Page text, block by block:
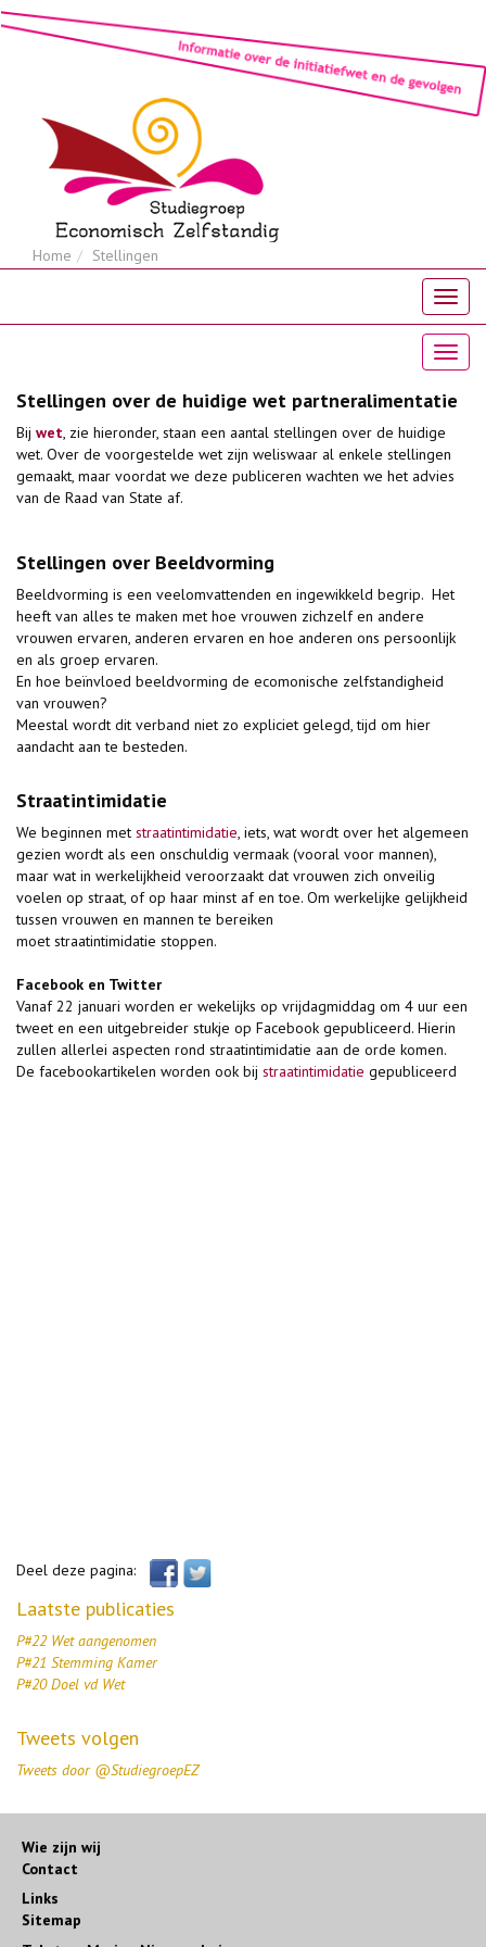
Home Stellingen
Stellingen over de huidige wet partneralimentatie
Bij wet, zie hieronder, staan een aantal stellingen over de huidige
wet. Over de voorgestelde wet zijn weliswaar al enkele stellingen
gemaakt, maar voordat we deze publiceren wachten we het advies
van de Raad van State af.
Stellingen over Beeldvorming
Beeldvorming is een veelomvattenden en ingewikkeld begrip. Het
heeft van alles te maken met hoe vrouwen zichzelf en andere
vrouwen ervaren, anderen ervaren en hoe anderen ons persoonlijk
en als groep ervaren.
En hoe beïnvloed beeldvorming de ecomonische zelfstandigheid
van vrouwen?
Meestal wordt dit verband niet zo expliciet gelegd, tijd om hier
aandacht aan te besteden.
Straatintimidatie
We beginnen met straatintimidatie, iets, wat wordt over het algemeen
gezien wordt als een onschuldig vermaak (vooral voor mannen),
maar wat in werkelijkheid veroorzaakt dat vrouwen zich onveilig
voelen op straat, of op haar minst af en toe. Om werkelijke gelijkheid
tussen vrouwen en mannen te bereiken
moet straatintimidatie stoppen.
Facebook en Twitter
Vanaf 22 januari worden er wekelijks op vrijdagmiddag om 4 uur een
tweet en een uitgebreider stukje op Facebook gepubliceerd. Hierin
zullen allerlei aspecten rond straatintimidatie aan de orde komen.
De facebookartikelen worden ook bij straatintimidatie gepubliceerd
Deel deze pagina:
Laatste publicaties
P#22 Wet aangenomen
P#21 Stemming Kamer
P#20 Doel vd Wet
Tweets volgen
Tweets door @StudiegroepEZ
Wie zijn wij
Contact
Links
Sitemap